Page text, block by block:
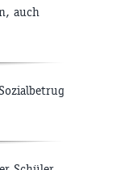
auch